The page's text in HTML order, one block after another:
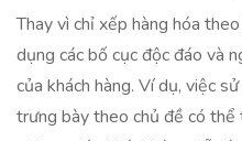
Thay vì chỉ xếp hàng hóa
dụng các bố cục độc đáo và
của khách hàng. Ví dụ, việc
trưng bày theo chủ đề có thể